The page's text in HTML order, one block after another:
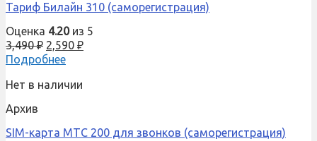
Тариф Билайн 310 (саморегистрация)
Оценка 4.20из 5
3,490₽ 2,590 ₽
Подробнее
Нет в наличии
Архив
SIM-карта МТС 200 для звонков (саморегистрация)